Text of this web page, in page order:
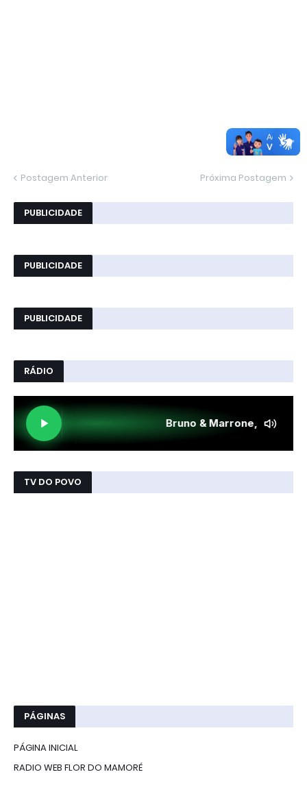
Postagem Anterior Próxima Postagem
PUBLICIDADE
PUBLICIDADE
PUBLICIDADE
RÁDIO
TV DO POVO
PÁGINAS
PÁGINA INICIAL
RADIO WEB FLOR DO MAMORÉ